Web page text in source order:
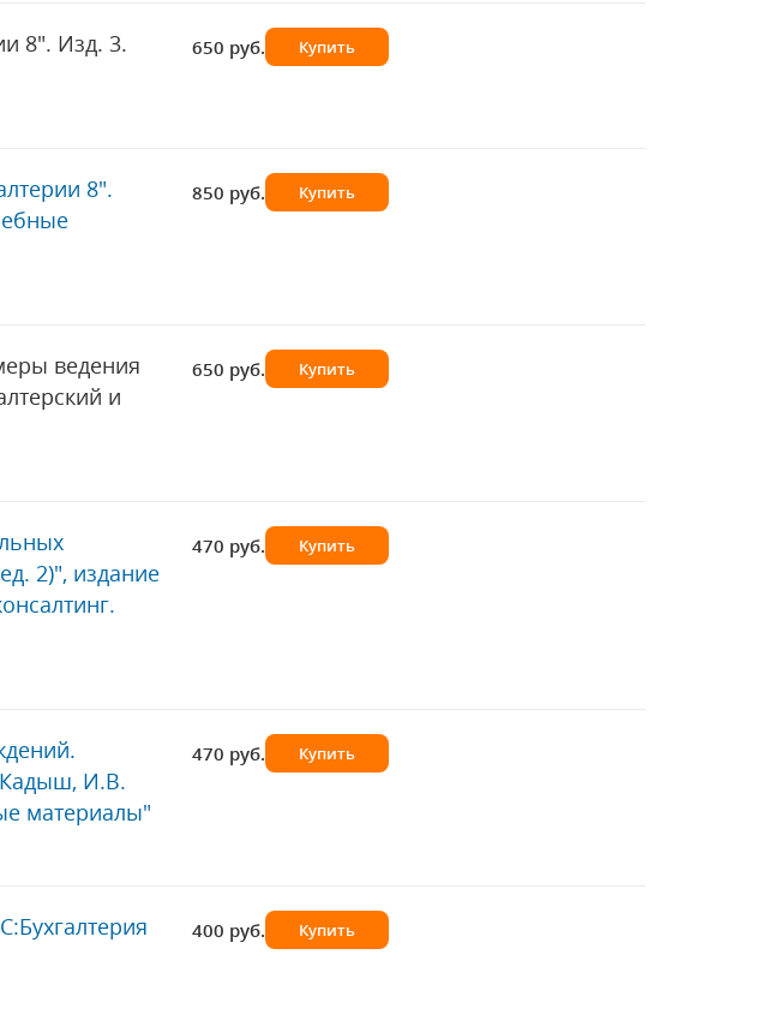
8". Изд. 3.
650 руб. Купить
8".
850 руб. Купить
ведения
и
650 руб. Купить
2)", издание
470 руб. Купить
Кадыш, И.В.
материалы"
470 руб. Купить
400 руб. Купить